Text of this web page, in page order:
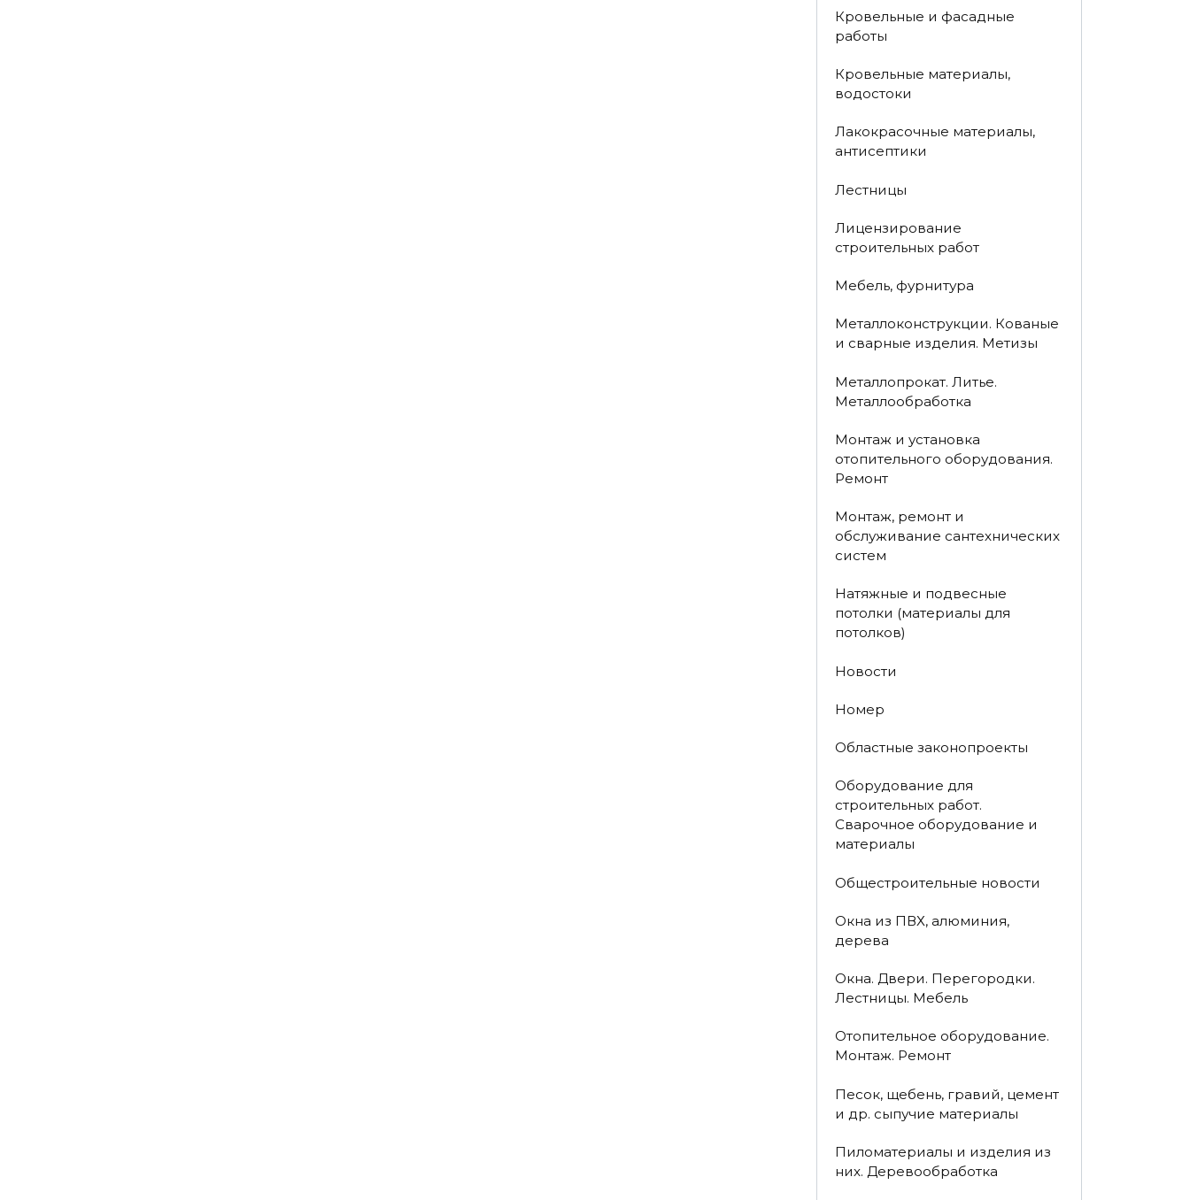
Кровельные и фасадные
работы
Кровельные материалы,
водостоки
Лакокрасочные материалы,
антисептики
Лестницы
Лицензирование
строительных работ
Мебель, фурнитура
Металлоконструкции. Кованые
и сварные изделия. Метизы
Металлопрокат. Литье.
Металлообработка
Монтаж и установка
отопительного оборудования.
Ремонт
Монтаж, ремонт и
обслуживание сантехнических
систем
Натяжные и подвесные
потолки (материалы для
потолков)
Новости
Номер
Областные законопроекты
Оборудование для
строительных работ.
Сварочное оборудование и
материалы
Общестроительные новости
Окна из ПВХ, алюминия,
дерева
Окна. Двери. Перегородки.
Лестницы. Мебель
Отопительное оборудование.
Монтаж. Ремонт
Песок, щебень, гравий, цемент
и др. сыпучие материалы
Пиломатериалы и изделия из
них. Деревообработка